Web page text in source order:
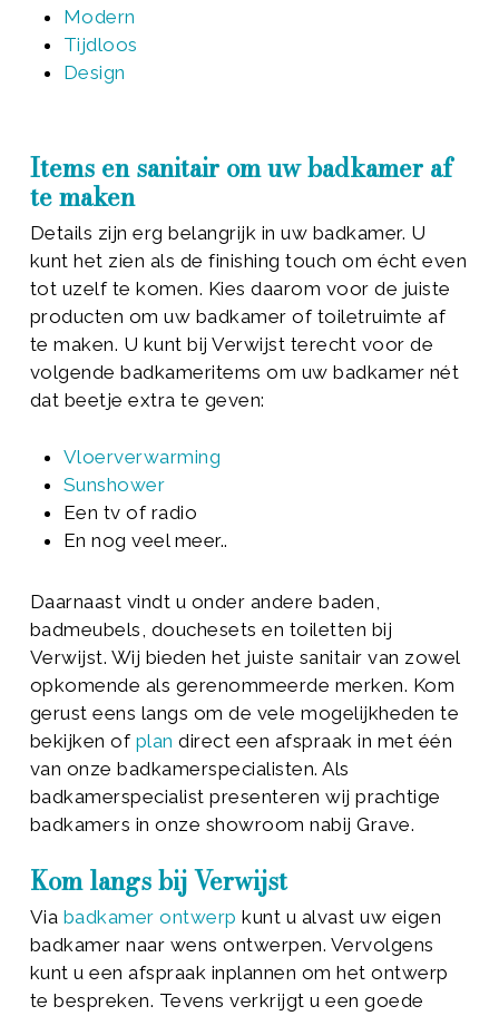
Modern
Tijdloos
Design
Items en sanitair om uw badkamer af
te maken
Details zijn erg belangrijk in uw badkamer. U
kunt het zien als de finishing touch om écht even
tot uzelf te komen. Kies daarom voor de juiste
producten om uw badkamer of toiletruimte af
te maken. U kunt bij Verwijst terecht voor de
volgende badkameritems om uw badkamer nét
dat beetje extra te geven:
Vloerverwarming
Sunshower
Een tv of radio
En nog veel meer..
Daarnaast vindt u onder andere baden,
badmeubels, douchesets en toiletten bij
Verwijst. Wij bieden het juiste sanitair van zowel
opkomende als gerenommeerde merken. Kom
gerust eens langs om de vele mogelijkheden te
bekijken of plandirect een afspraak in met één
van onze badkamerspecialisten. Als
badkamerspecialist presenteren wij prachtige
badkamers in onze showroom nabij Grave.
Kom langs bij Verwijst
Via badkamer ontwerp kunt u alvast uw eigen
badkamer naar wens ontwerpen. Vervolgens
kunt u een afspraak inplannen om het ontwerp
te bespreken. Tevens verkrijgt u een goede